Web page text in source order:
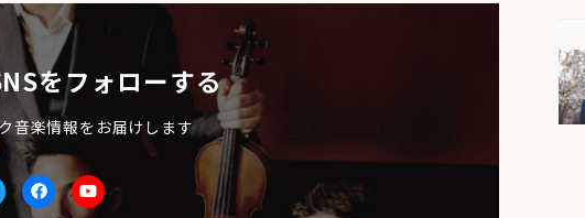
をフォローする
音楽情報をお届けします
facebookYoutube